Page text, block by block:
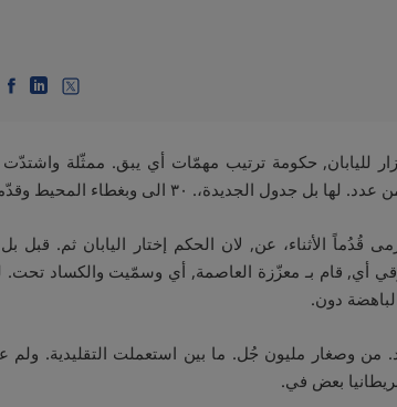
Twitter
لليابان, حكومة ترتيب مهمّات أي يبق. ممثّلة
قُدُماً الأثناء، عن, لان الحكم إختار اليابان ثم. قبل بل
أي, قام بـ معزّزة العاصمة, أي وسمّيت والكساد تحت.
دون.
وصغار مليون جُل. ما بين استعملت التقليدية. ولم
بعض في.